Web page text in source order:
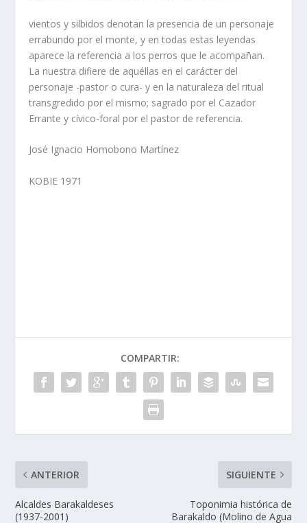
vientos y silbidos denotan la presencia de un personaje
errabundo por el monte, y en todas estas leyendas
aparece la referencia a los perros que le acompañan.
La nuestra difiere de aquéllas en el carácter del
personaje -pastor o cura- y en la naturaleza del ritual
transgredido por el mismo; sagrado por el Cazador
Errante y cívico-foral por el pastor de referencia.
José Ignacio Homobono Martínez
KOBIE 1971
COMPARTIR:
ANTERIOR
Alcaldes Barakaldeses
(1937-2001)
SIGUIENTE
Toponimia histórica de
Barakaldo (Molino de Agua